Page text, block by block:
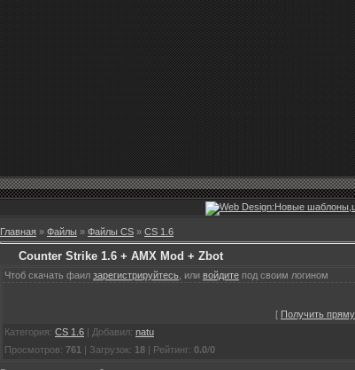
Главная » Файлы » Файлы CS » CS 1.6
Counter Strike 1.6 + AMX Mod + Zbot
Чтоб скачать фаил зарегистрируйтесь , или войдите под своим логином
[ Получить
Категория: CS 1.6 | Добавил: natu
Просмотров: 761 | Загрузок: 18 | Рейтинг: 0.0/0